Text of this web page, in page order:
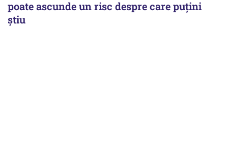
poate ascunde un risc despre care puțini
știu